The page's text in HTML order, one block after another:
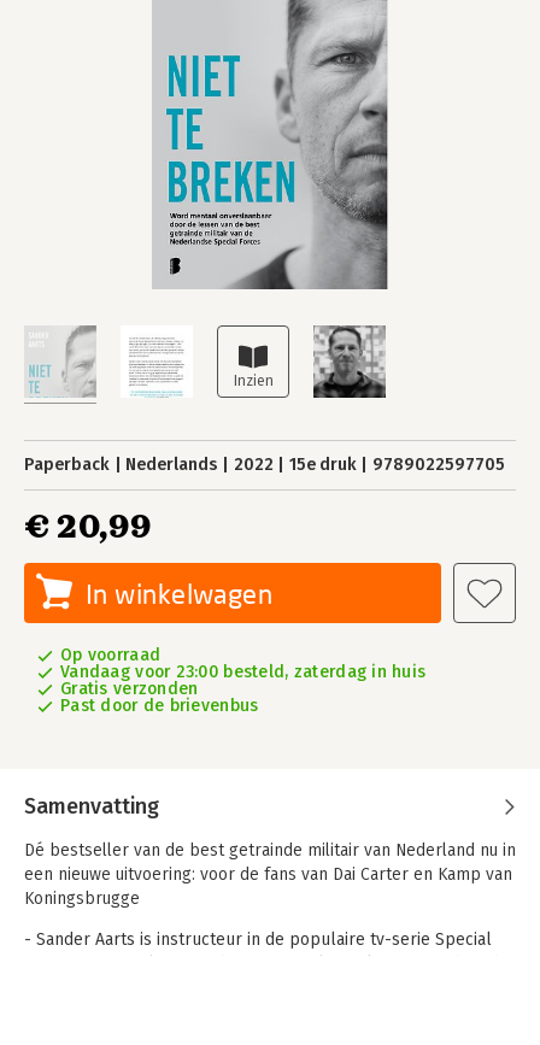
Paperback Nederlands 2022 15e druk 9789022597705
€ 20,99
In winkelwagen
Op voorraad
Vandaag voor 23:00 besteld, zaterdag in huis
Gratis verzonden
Past door de brievenbus
Samenvatting
Dé bestseller van de best getrainde militair van Nederland nu in
een nieuwe uitvoering: voor de fans van Dai Carter en Kamp van
Koningsbrugge
- Sander Aarts is instructeur in de populaire tv-serie Special